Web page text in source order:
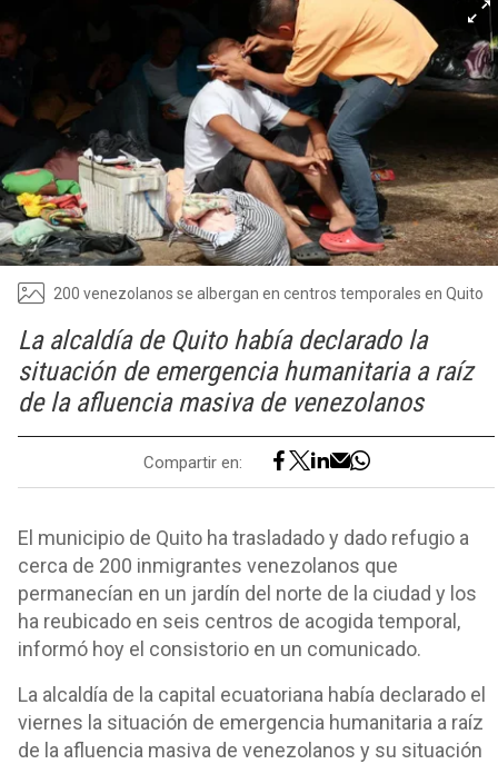
200 venezolanos se albergan en centros temporales en Quito
La alcaldía de Quito había declarado la
situación de emergencia humanitaria a raíz
de la afluencia masiva de venezolanos
Compartir en:
El municipio de Quito ha trasladado y dado refugio a
cerca de 200 inmigrantes venezolanos que
permanecían en un jardín del norte de la ciudad y los
ha reubicado en seis centros de acogida temporal,
informó hoy el consistorio en un comunicado.
La alcaldía de la capital ecuatoriana había declarado el
viernes la situación de emergencia humanitaria a raíz
de la afluencia masiva de venezolanos y su situación